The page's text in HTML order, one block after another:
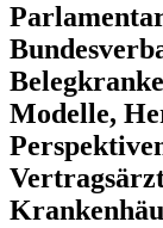
Modelle,